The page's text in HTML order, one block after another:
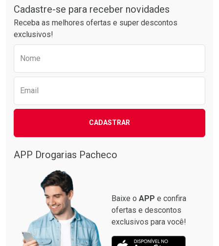
Por R$ 38,87/cada
Por R$ 49,89/cada
Cadastre-se para receber novidades
Receba as melhores ofertas e super descontos
exclusivos!
Nome
Email
CADASTRAR
APP Drogarias Pacheco
Baixe o APP e confira
ofertas e descontos
exclusivos para você!